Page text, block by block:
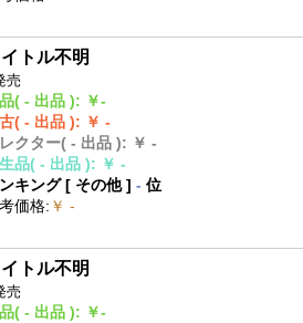
トル不明
売
( - 出品 ): ￥-
( - 出品 ): ￥ -
クター( - 出品 ): ￥ -
品( - 出品 ): ￥ -
キング [ その他]- 位
価格: ￥ -
トル不明
売
( - 出品 ): ￥-